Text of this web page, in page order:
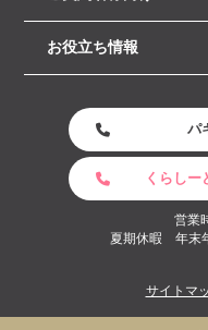
お役立ち情報
パ
くらしー
営業
夏期休暇 年末
サイトマ